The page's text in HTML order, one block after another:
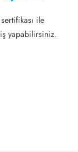
ile
yapabilirsiniz.